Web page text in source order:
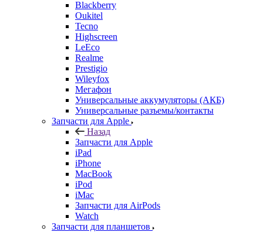
Tecno
Highscreen
LeEco
Realme
Prestigio
Wileyfox
Мегафон
Универсальные аккумуляторы (АКБ)
Универсальные разъемы/контакты
Запчасти для Apple
Назад
Запчасти для Apple
iPad
iPhone
MacBook
iPod
iMac
Запчасти для AirPods
Watch
Запчасти для планшетов
Назад
Запчасти для планшетов